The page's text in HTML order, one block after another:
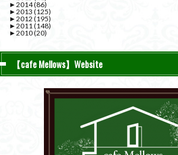
►2014(86)
►2013 (125)
►2012 (195)
►2011 (148)
►2010(20)
【cafe Mellows】Website